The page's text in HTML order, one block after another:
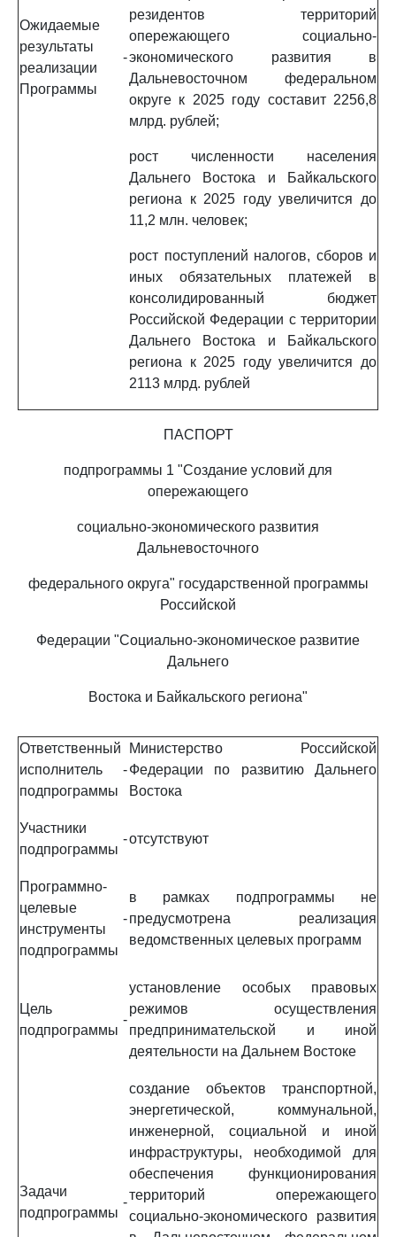
Ожидаемые
результаты
реализации
Программы
-
резидентов территорий
опережающего социально-
экономического развития в
Дальневосточном федеральном
округе к 2025 году составит 2256,8
млрд. рублей;
рост численности населения
Дальнего Востока и Байкальского
региона к 2025 году увеличится до
11,2 млн. человек;
рост поступлений налогов, сборов и
иных обязательных платежей в
консолидированный бюджет
Российской Федерации с территории
Дальнего Востока и Байкальского
региона к 2025 году увеличится до
2113 млрд. рублей
ПАСПОРТ
подпрограммы 1 "Создание условий для
опережающего
социально-экономического развития
Дальневосточного
федерального округа" государственной программы
Российской
Федерации "Социально-экономическое развитие
Дальнего
Востока и Байкальского региона"
Ответственный
исполнитель
подпрограммы
-
Министерство Российской
Федерации по развитию Дальнего
Востока
Участники
подпрограммы
-отсутствуют
Программно-
целевые
инструменты
подпрограммы
-
в рамках подпрограммы не
предусмотрена реализация
ведомственных целевых программ
Цель
подпрограммы
-
установление особых правовых
режимов осуществления
предпринимательской и иной
деятельности на Дальнем Востоке
Задачи
подпрограммы
-
создание объектов транспортной,
энергетической, коммунальной,
инженерной, социальной и иной
инфраструктуры, необходимой для
обеспечения функционирования
территорий опережающего
социально-экономического развития